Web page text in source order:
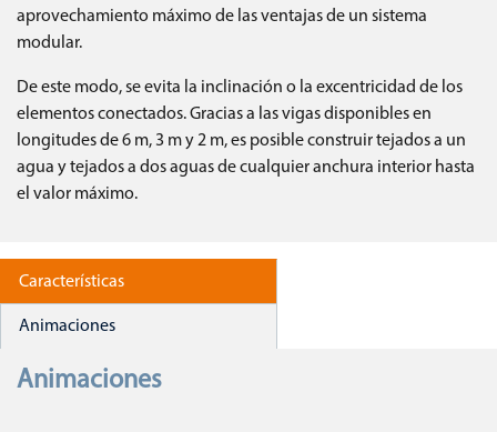
aprovechamiento máximo de las ventajas de un sistema
modular.
De este modo, se evita la inclinación o la excentricidad de los
elementos conectados. Gracias a las vigas disponibles en
longitudes de 6 m, 3 m y 2 m, es posible construir tejados a un
agua y tejados a dos aguas de cualquier anchura interior hasta
el valor máximo.
Características
Animaciones
Animaciones